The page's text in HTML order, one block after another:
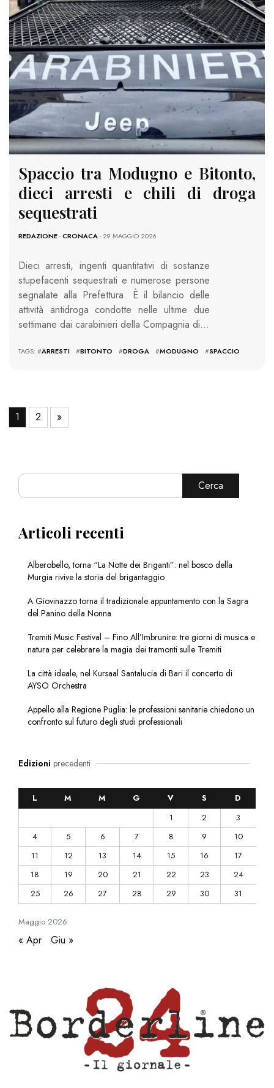
Spaccio tra Modugno e Bitonto,
dieci arresti e chili di droga
sequestrati
REDAZIONE-CRONACA- 29 MAGGIO 2026
Dieci arresti, ingenti quantitativi di sostanze
stupefacenti sequestrati e numerose persone
segnalate alla Prefettura. È il bilancio delle
attività antidroga condotte nelle ultime due
settimane dai carabinieri della Compagnia di…
TAGS: #ARRESTI #BITONTO #DROGA #MODUGNO #SPACCIO
1 2 »
Cerca
Articoli recenti
Alberobello, torna “La Notte dei Briganti”: nel bosco della
Murgia rivive la storia del brigantaggio
A Giovinazzo torna il tradizionale appuntamento con la Sagra
del Panino della Nonna
Tremiti Music Festival – Fino All’Imbrunire: tre giorni di musica e
natura per celebrare la magia dei tramonti sulle Tremiti
La città ideale, nel Kursaal Santalucia di Bari il concerto di
AYSO Orchestra
Appello alla Regione Puglia: le professioni sanitarie chiedono un
confronto sul futuro degli studi professionali
Edizioni precedenti
Maggio 2026
L M M G V S
D
1
2
3
4
5 6 7 8 9
10
11
12 13 14 15 16
17
18
19 20 21 22 23
24
25
26 27 28 29 30 31
« Apr Giu »